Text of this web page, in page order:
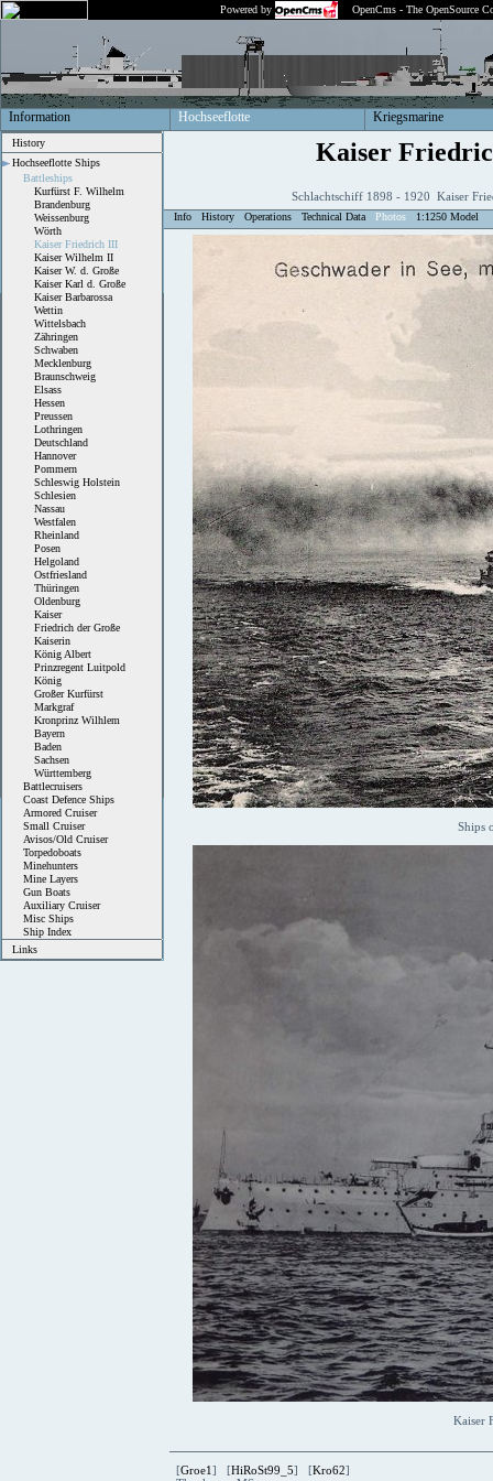
Powered by OpenCms - The OpenSource
Information Hochseeflotte Kriegsmarine
History
Hochseeflotte Ships
Battleships
Kurfürst F. Wilhelm
Brandenburg
Weissenburg
Wörth
Kaiser Friedrich III
Kaiser Wilhelm II
Kaiser W. d. Große
Kaiser Karl d. Große
Kaiser Barbarossa
Wettin
Wittelsbach
Zähringen
Schwaben
Mecklenburg
Braunschweig
Elsass
Hessen
Preussen
Lothringen
Deutschland
Hannover
Pommern
Schleswig Holstein
Schlesien
Nassau
Westfalen
Rheinland
Posen
Helgoland
Ostfriesland
Thüringen
Oldenburg
Kaiser
Friedrich der Große
Kaiserin
König Albert
Prinzregent Luitpold
König
Großer Kurfürst
Markgraf
Kronprinz Wilhlem
Bayern
Baden
Sachsen
Württemberg
Battlecruisers
Coast Defence Ships
Armored Cruiser
Small Cruiser
Avisos/Old Cruiser
Torpedoboats
Minehunters
Mine Layers
Gun Boats
Auxiliary Cruiser
Misc Ships
Ship Index
Links
Kaiser
Schlachtschiff 1898 - 1920 Kaiser
Info History Operations Technical Data Photos 1:1250 Model
Ships
Kaiser
[Groe1] [HiRoSt99_5] [Kro62]